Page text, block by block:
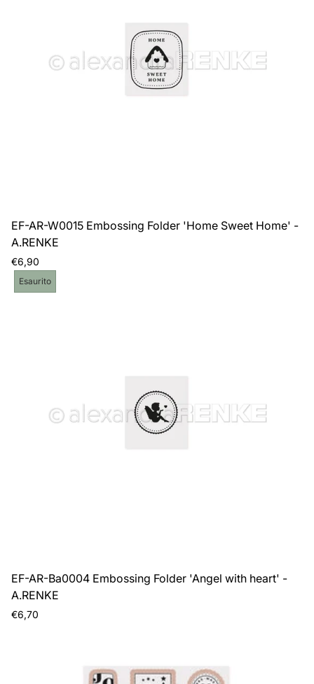
EF-AR-W0015 Embossing Folder 'Home Sweet Home' -
A.RENKE
Prezzo
normale
€6,90
Etichetta
del
Esaurito
EF-AR-Ba0004 Embossing Folder 'Angel with heart' -
A.RENKE
Prezzo
€6,70